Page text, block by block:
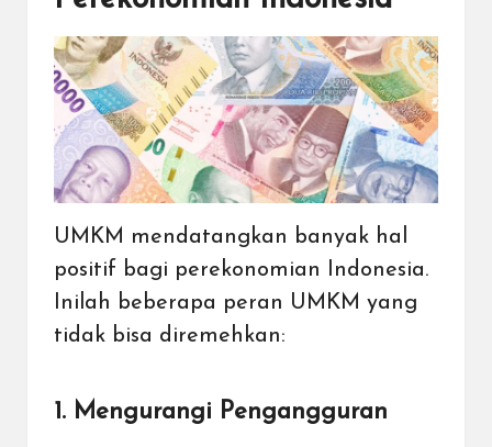
UMKM mendatangkan banyak hal
positif bagi perekonomian Indonesia.
Inilah beberapa peran UMKM yang
tidak bisa diremehkan:
1. Mengurangi Pengangguran